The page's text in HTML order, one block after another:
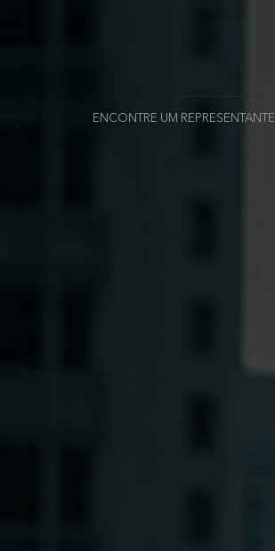
ENCONTRE UM REPRESENTANTE